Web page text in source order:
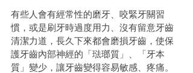
有些人會有經常性的磨牙、咬緊牙關習
慣，或是刷牙時過度用力、沒有留意牙齒
清潔力道，長久下來都會磨損牙齒，使保
護牙齒內部神經的「琺瑯質」、「牙本
質」變少，讓牙齒變得容易敏感、疼痛。